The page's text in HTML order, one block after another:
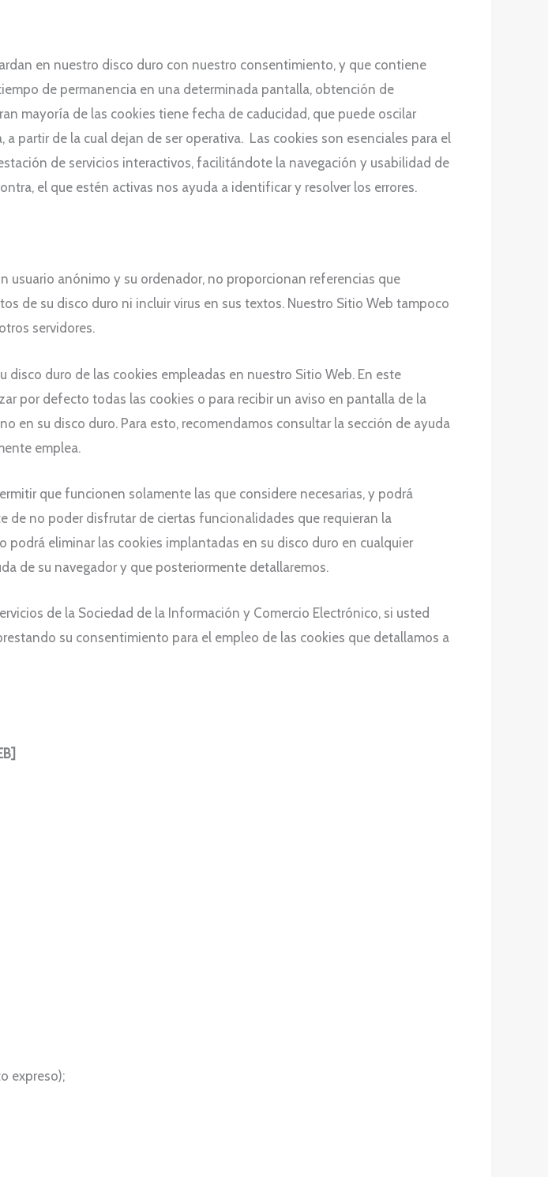
en nuestro disco duro con nuestro consentimiento, y que contiene
de permanencia en una determinada pantalla, obtención de
mayoría de las cookies tiene fecha de caducidad, que puede oscilar
partir de la cual dejan de ser operativa. Las cookies son esenciales para el
de servicios interactivos, facilitándote la navegación y usabilidad de
el que estén activas nos ayuda a identificar y resolver los errores.
usuario anónimo y su ordenador, no proporcionan referencias que
de su disco duro ni incluir virus en sus textos. Nuestro Sitio Web tampoco
servidores.
duro de las cookies empleadas en nuestro Sitio Web. En este
por defecto todas las cookies o para recibir un aviso en pantalla de la
en su disco duro. Para esto, recomendamos consultar la sección de ayuda
emplea.
que funcionen solamente las que considere necesarias, y podrá
de no poder disfrutar de ciertas funcionalidades que requieran la
podrá eliminar las cookies implantadas en su disco duro en cualquier
de su navegador y que posteriormente detallaremos.
de la Sociedad de la Información y Comercio Electrónico, si usted
su consentimiento para el empleo de las cookies que detallamos a
expreso);